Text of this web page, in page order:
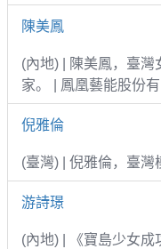
陳美鳳
(內地) | 陳美鳳，臺
家。 | 鳳凰藝能股份有
倪雅倫
(臺灣) | 倪雅倫，臺
游詩璟
(內地) | 《寶島少女成